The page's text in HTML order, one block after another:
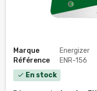
Marque
Energizer
Référence
ENR-156
check En stock